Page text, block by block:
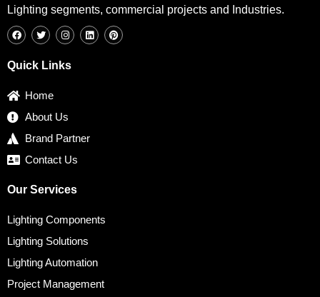
Lighting segments, commercial projects and Industries.
a
c
o
w
i
t
e
n
s
g
i
n
i
n
Quick Links
Home
About Us
Brand Partner
Contact Us
Our Services
Lighting Components
Lighting Solutions
Lighting Automation
Project Management